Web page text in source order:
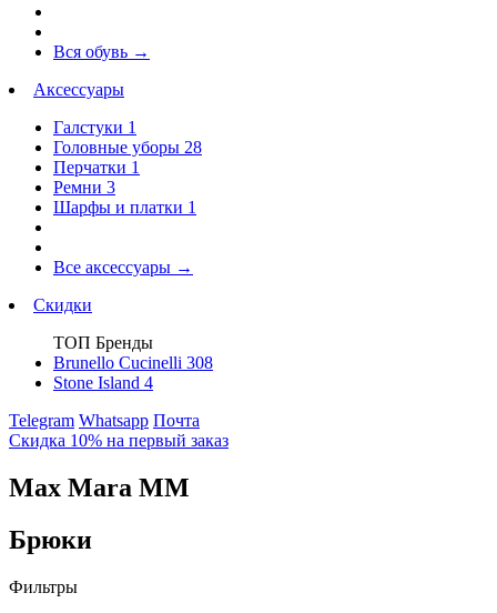
Вся обувь →
Аксессуары
Галстуки 1
Головные уборы 28
Перчатки 1
Ремни 3
Шарфы и платки 1
Все аксессуары →
Скидки
ТОП Бренды
Brunello Cucinelli 308
Stone Island 4
Telegram Whatsapp Почта
Скидка 10% на первый заказ
Max Mara MM
Брюки
Фильтры